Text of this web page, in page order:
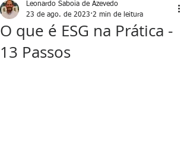
O que é ESG na Prática -
13 Passos
Leonardo Saboia de Azevedo
23 de ago. de 2023 2 min de leitura